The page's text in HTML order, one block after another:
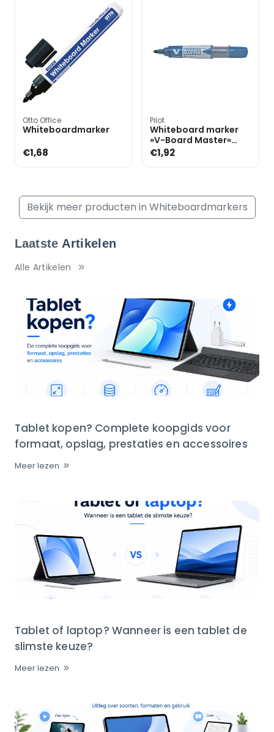
Otto Office
Whiteboardmarker
€1,68
Pilot
Whiteboard marker
»V-Board Master«
navulbaar met
cartridgesysteem
€1,92
Bekijk meer producten in Whiteboardmarkers
Laatste Artikelen
Alle Artikelen
Tablet kopen? Complete koopgids voor
formaat, opslag, prestaties en accessoires
Meer lezen
Tablet of laptop? Wanneer is een tablet de
slimste keuze?
Meer lezen